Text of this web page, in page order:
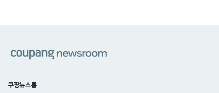
쿠팡뉴스룸